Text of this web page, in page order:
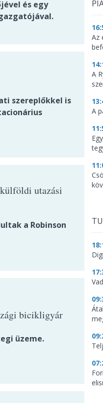
és egy
szereplőkkel is
utazási
a Robinson
bicikligyár
üzeme.
Az
A
A